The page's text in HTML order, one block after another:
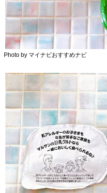
Photo by マイナビおすすめナビ